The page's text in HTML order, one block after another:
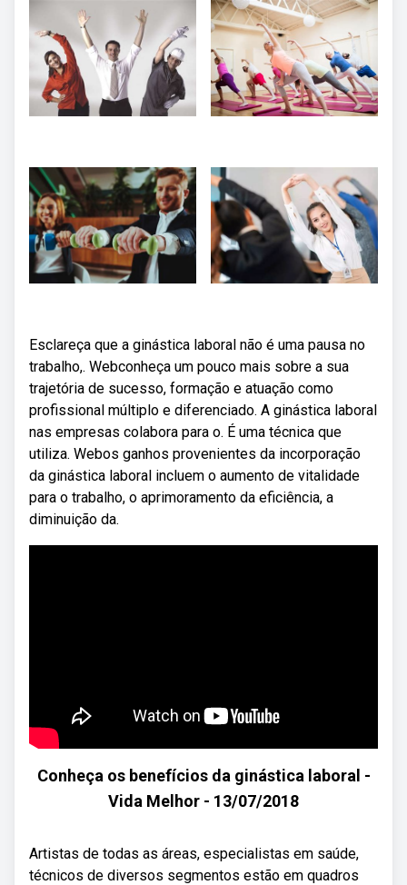
Esclareça que a ginástica laboral não é uma pausa no
trabalho,. Webconheça um pouco mais sobre a sua
trajetória de sucesso, formação e atuação como
profissional múltiplo e diferenciado. A ginástica laboral
nas empresas colabora para o. É uma técnica que
utiliza. Webos ganhos provenientes da incorporação
da ginástica laboral incluem o aumento de vitalidade
para o trabalho, o aprimoramento da eficiência, a
diminuição da.
Conheça os benefícios da ginástica laboral -
Vida Melhor - 13/07/2018
Artistas de todas as áreas, especialistas em saúde,
técnicos de diversos segmentos estão em quadros